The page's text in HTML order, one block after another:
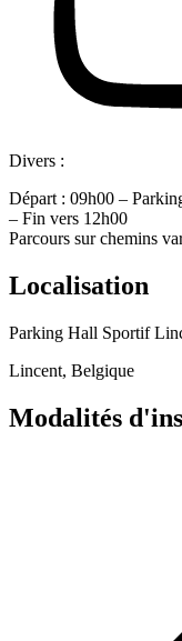
Divers :
Départ : 09h00 –
– Fin vers 12h00
Parcours sur chemins
Localisation
Parking Hall Sportif
Lincent, Belgique
Modalités